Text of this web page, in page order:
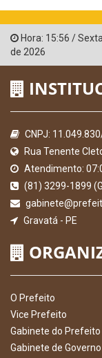
Hora: 15:56 /
de 2026
CNPJ:
Rua Tenente
Atendimento:
(81) 3299-1899
Gravatá - PE
O Prefeito
Vice Prefeito
Gabinete do Prefeito
Gabinete de Governo